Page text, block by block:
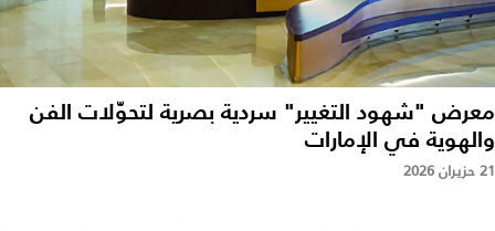
معرض "شهود التغيير" سردية بصرية لتحوّلات الفن
والهوية في الإمارات
21 حزيران 2026